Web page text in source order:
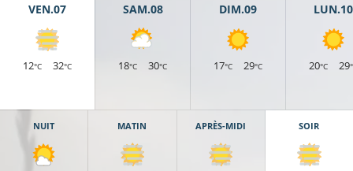
VEN.07
12°C 32°C
SAM.08
18°C 30°C
DIM.09
17°C 29°C
LUN.10
20°C 29
NUIT MATIN APRÈS-MIDI SOIR
27°C
27°C
26°C